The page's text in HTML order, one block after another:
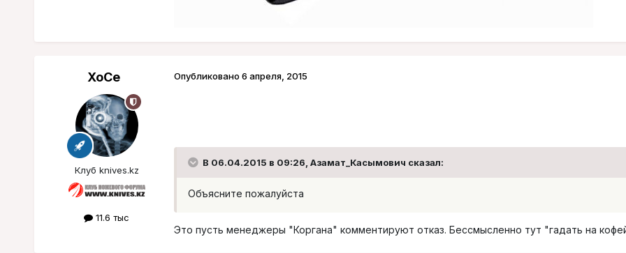
XoCe
Клуб knives.kz
11.6 тыс
Опубликовано 6 апреля, 2015
В 06.04.2015 в 09:26, Азамат_Касымович сказал:
Объясните пожалуйста
Это пусть менеджеры "Коргана" комментируют отказ. Бессмысленно тут "гадать на